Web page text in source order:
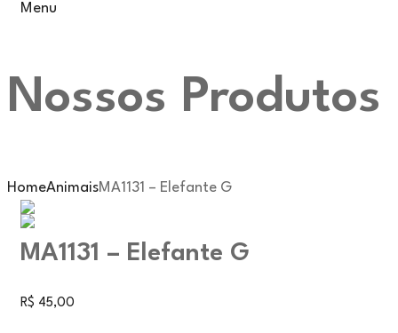
Menu
Nossos Produtos
HomeAnimaisMA1131 – Elefante G
MA1131 – Elefante G
R$ 45,00